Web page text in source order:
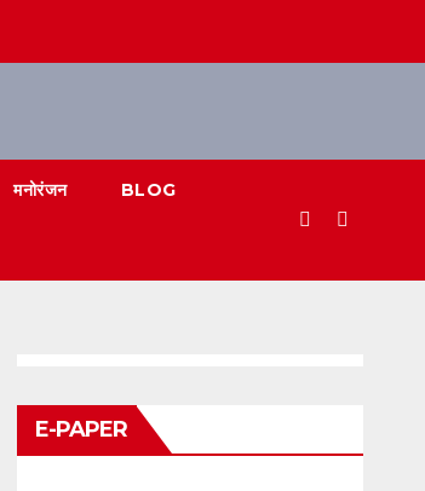
मनोरंजन BLOG
E-PAPER